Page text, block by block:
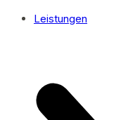
Leistungen